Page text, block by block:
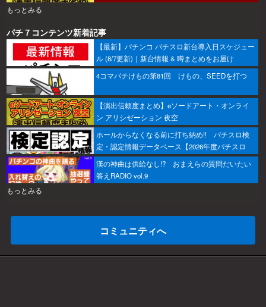
もっとみる
パチ７コンテンツ新着記事
【最新】パチンコ パチスロ新台導入日スケジュー
ル (8/7更新)｜新台情報 & 噂まとめをお届け
4コマパチけもの第81回 けもの、SEEDを打つ
【演出信頼度まとめ】eソードアート・オンライ
ン アリシゼーション 夜空
ホールからなくなる前に打ち納め!! パチスロ検
定・認定情報データベース【2026年度パチスロ
版】
漢の神曲は供給なし!? おまえらの質問だいたい
答えRADIO vol.9
もっとみる
コミュニティへ